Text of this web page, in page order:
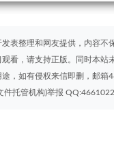
表整理和网友提供，内容不
看，请支持正版。同时本
，如有侵权来信即删，邮
托管机构)举报